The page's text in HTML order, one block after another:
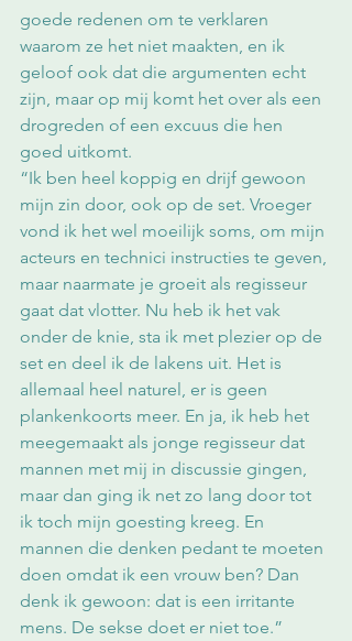
goede redenen om te verklaren
waarom ze het niet maakten, en ik
geloof ook dat die argumenten echt
zijn, maar op mij komt het over als een
drogreden of een excuus die hen
goed uitkomt.
“Ik ben heel koppig en drijf gewoon
mijn zin door, ook op de set. Vroeger
vond ik het wel moeilijk soms, om mijn
acteurs en technici instructies te geven,
maar naarmate je groeit als regisseur
gaat dat vlotter. Nu heb ik het vak
onder de knie, sta ik met plezier op de
set en deel ik de lakens uit. Het is
allemaal heel naturel, er is geen
plankenkoorts meer. En ja, ik heb het
meegemaakt als jonge regisseur dat
mannen met mij in discussie gingen,
maar dan ging ik net zo lang door tot
ik toch mijn goesting kreeg. En
mannen die denken pedant te moeten
doen omdat ik een vrouw ben? Dan
denk ik gewoon: dat is een irritante
mens. De sekse doet er niet toe.”